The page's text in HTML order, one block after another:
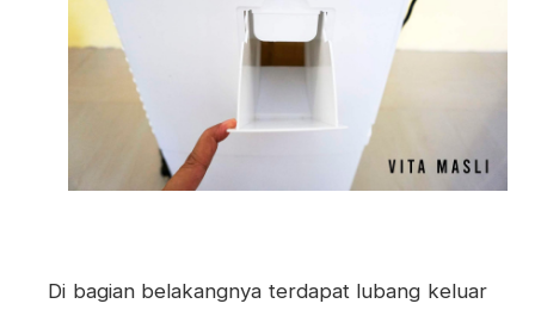
Di bagian belakangnya terdapat lubang keluar